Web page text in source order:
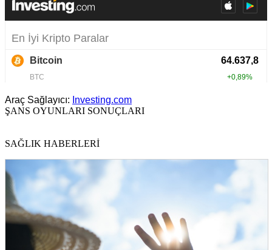
Araç Sağlayıcı: Investing.com
ŞANS OYUNLARI SONUÇLARI
SAĞLIK HABERLERİ